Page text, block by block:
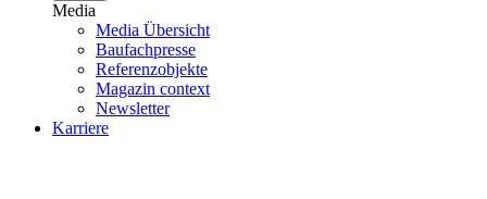
Media
Media Übersicht
Baufachpresse
Referenzobjekte
Magazin context
Newsletter
Karriere